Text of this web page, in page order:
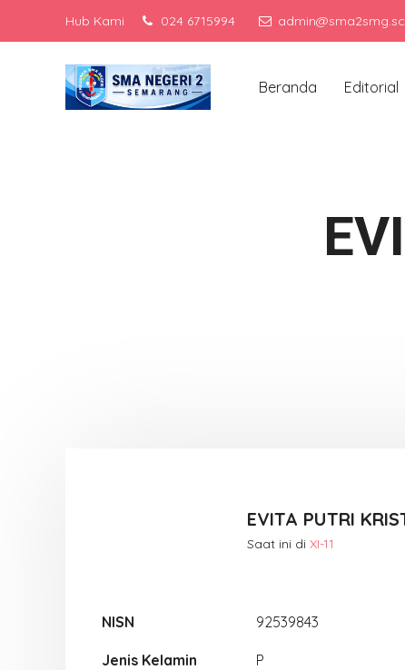
Hub Kami 024 6715994
Beranda Editorial
EVITA PUTRI
Saat ini di XI-11
NISN 92539843
Jenis Kelamin P